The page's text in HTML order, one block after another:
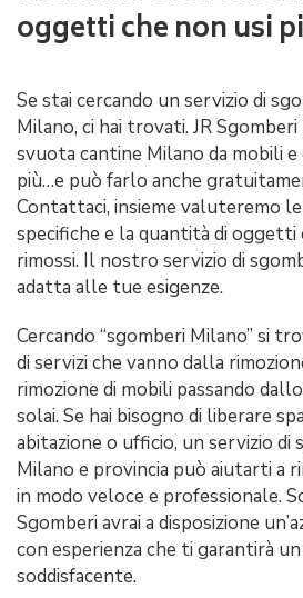
oggetti che non usi
Se stai cercando un servizio di
Milano, ci hai trovati. JR
svuota cantine Milano da mobili
più…e può farlo anche
Contattaci, insieme valuteremo
specifiche e la quantità di oggetti
rimossi. Il nostro servizio di
adatta alle tue esigenze.
Cercando “sgomberi Milano” si
di servizi che vanno dalla
rimozione di mobili passando
solai. Se hai bisogno di liberare
abitazione o ufficio, un servizio di
Milano e provincia può aiutarti a
in modo veloce e professionale.
Sgomberi avrai a disposizione
con esperienza che ti garantirà
soddisfacente.